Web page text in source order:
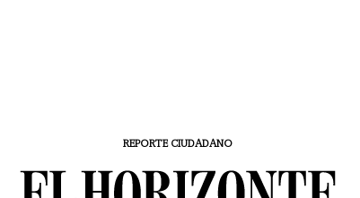
REPORTE CIUDADANO